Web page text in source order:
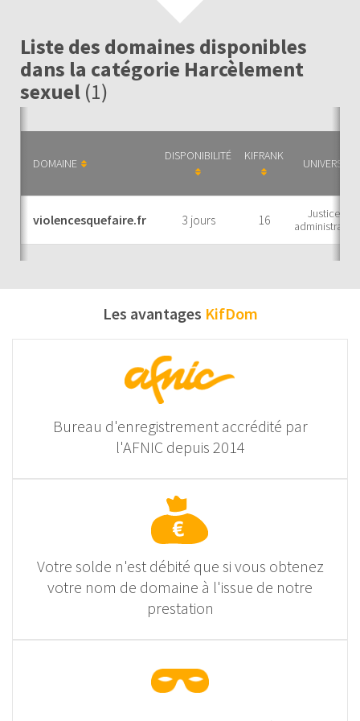
Liste des domaines disponibles
dans la catégorie Harcèlement
sexuel (1)
DOMAINE
DISPONIBILITÉ KIFRANK
UNIVERS
violencesquefaire.fr 3 jours 16
Justice et
Les avantages KifDom
Bureau d'enregistrement accrédité par
l'AFNIC depuis 2014
Votre solde n'est débité que si vous obtenez
votre nom de domaine à l'issue de notre
prestation